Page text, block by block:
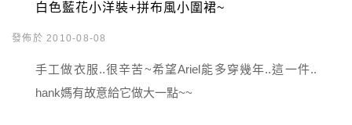
白色藍花小洋裝+拼布風小圍裙~
發佈於 2010-08-08
手工做衣服..很辛苦~希望Ariel能多穿幾年..這一件..
hank媽有故意給它做大一點~~